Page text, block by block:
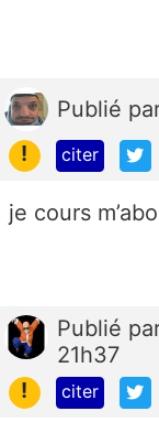
Publié
!
citer
je cours
Publié
21h37
!
citer